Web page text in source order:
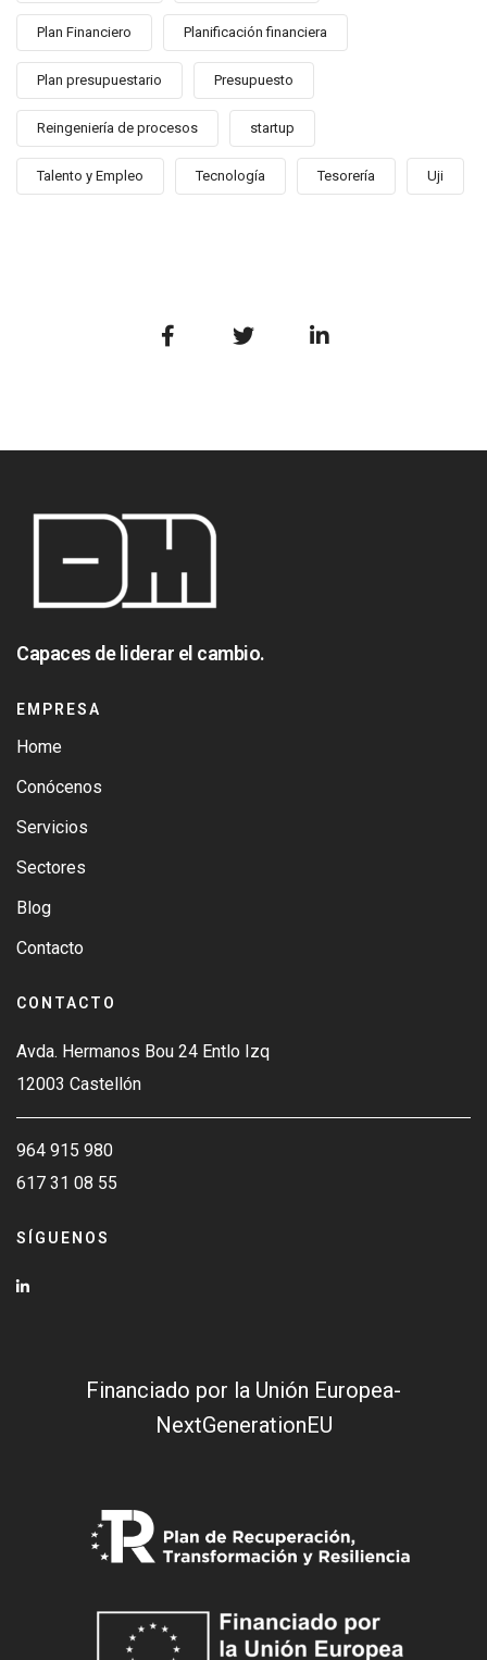
Plan Financiero Planificación financiera
Plan presupuestario Presupuesto
Reingeniería de procesos startup
Talento y Empleo Tecnología Tesorería Uji
Capaces de liderar el cambio.
EMPRESA
Home
Conócenos
Servicios
Sectores
Blog
Contacto
CONTACTO
Avda. Hermanos Bou 24 Entlo Izq
12003 Castellón
964 915 980
617 31 08 55
SÍGUENOS
Financiado por la Unión Europea-
NextGenerationEU